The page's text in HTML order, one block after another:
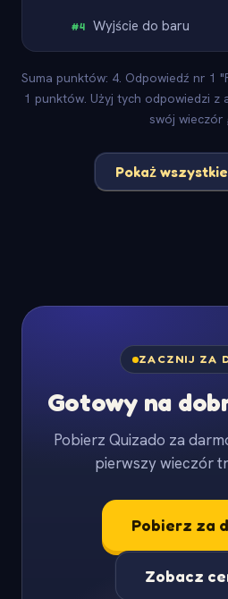
#4 Wyjście do baru
Suma punktów: 4. Odpowiedź nr 1
1 punktów. Użyj tych odpowiedzi z
swój wieczór
Pokaż
ZACZNIJ ZA
Gotowy na
Pobierz Quizado za
pierwszy wieczór
Pobierz za
Zobacz